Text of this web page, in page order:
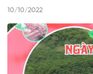
10/10/2022